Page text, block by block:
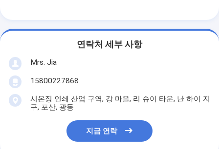
연락처 세부 사항
Mrs. Jia
15800227868
시온징 인쇄 산업 구역, 강 마을, 리 슈이 타운, 난 하이 지
구, 포산, 광동
지금 연락